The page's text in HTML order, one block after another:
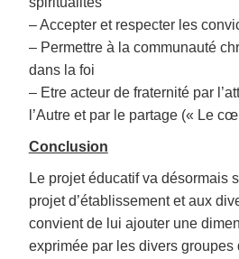
– Accepter et respecter les
– Permettre à la communauté
dans la foi
– Etre acteur de fraternité par
l’Autre et par le partage (« Le
Conclusion
Le projet éducatif va désormais
projet d’établissement et aux
convient de lui ajouter une
exprimée par les divers groupes